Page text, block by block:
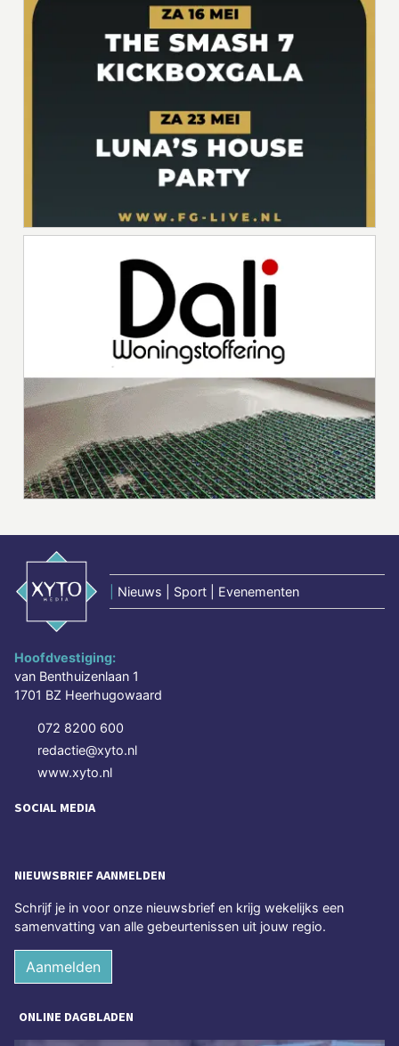
Nieuws | Sport | Evenementen
Hoofdvestiging:
van Benthuizenlaan 1
1701 BZ Heerhugowaard
072 8200 600
redactie@xyto.nl
www.xyto.nl
SOCIAL MEDIA
NIEUWSBRIEF AANMELDEN
Schrijf je in voor onze nieuwsbrief en krijg wekelijks een
samenvatting van alle gebeurtenissen uit jouw regio.
Aanmelden
ONLINE DAGBLADEN